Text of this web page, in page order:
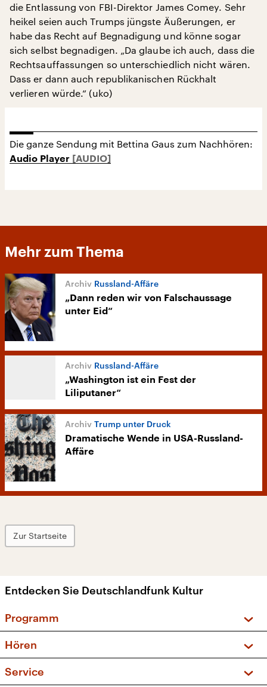
die Entlassung von FBI-Direktor James Comey. Sehr
heikel seien auch Trumps jüngste Äußerungen, er
habe das Recht auf Begnadigung und könne sogar
sich selbst begnadigen. „Da glaube ich auch, dass die
Rechtsauffassungen so unterschiedlich nicht wären.
Dass er dann auch republikanischen Rückhalt
verlieren würde.“ (uko)
Die ganze Sendung mit Bettina Gaus zum Nachhören:
Audio Player
Mehr zum Thema
Russland-Affäre
„Dann reden wir von Falschaussage
unter Eid“
Russland-Affäre
„Washington ist ein Fest der
Liliputaner“
Trump unter Druck
Dramatische Wende in USA-Russland-
Affäre
Zur Startseite
Entdecken Sie Deutschlandfunk Kultur
Programm
Sendungen und Podcasts
Musikliste
Hören
Service